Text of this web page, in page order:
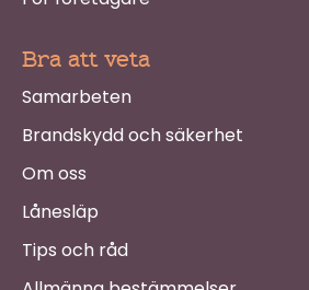
Bra att veta
Samarbeten
Brandskydd och säkerhet
Om oss
Lånesläp
Tips och råd